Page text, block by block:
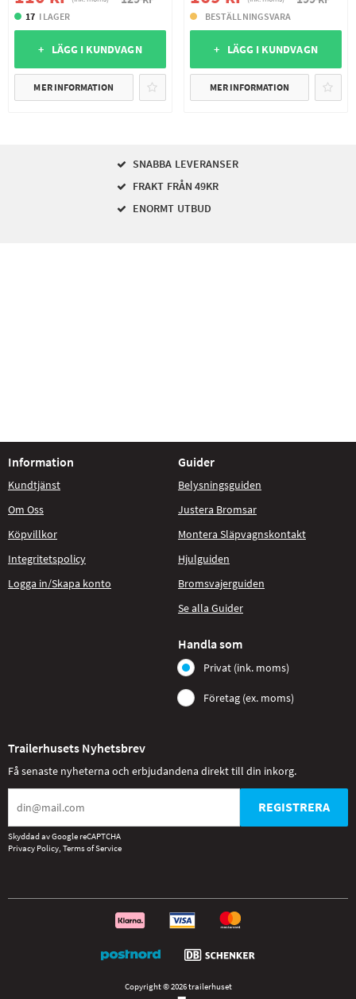
17 I LAGER
+ LÄGG I KUNDVAGN
MER INFORMATION
BESTÄLLNINGSVARA
+ LÄGG I KUNDVAGN
MER INFORMATION
SNABBA LEVERANSER
FRAKT FRÅN 49KR
ENORMT UTBUD
Information
Kundtjänst
Om Oss
Köpvillkor
Integritetspolicy
Logga in/Skapa konto
Guider
Belysningsguiden
Justera Bromsar
Montera Släpvagnskontakt
Hjulguiden
Bromsvajerguiden
Se alla Guider
Handla som
Privat (ink. moms)
Företag (ex. moms)
Trailerhusets Nyhetsbrev
Få senaste nyheterna och erbjudandena direkt till din inkorg.
REGISTRERA
Skyddad av Google reCAPTCHA
Privacy Policy, Terms of Service
Copyright © 2026 trailerhuset